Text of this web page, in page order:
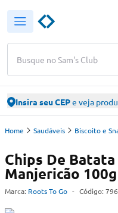
Busque no Sam's Club
Insira seu CEPe veja
Home Saudáveis Biscoito e
Chips De
Manjericão
Marca: Roots To Go - Código: